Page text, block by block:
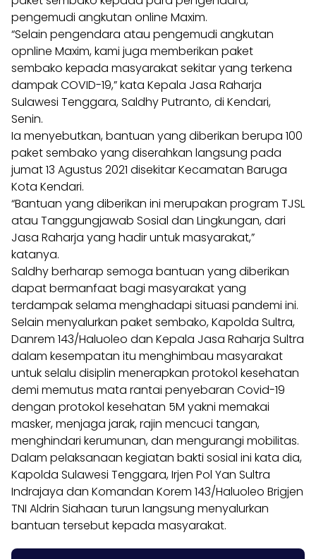
pengemudi angkutan online Maxim.
“Selain pengendara atau pengemudi angkutan
opnline Maxim, kami juga memberikan paket
sembako kepada masyarakat sekitar yang terkena
dampak COVID-19,” kata Kepala Jasa Raharja
Sulawesi Tenggara, Saldhy Putranto, di Kendari,
Senin.
Ia menyebutkan, bantuan yang diberikan berupa 100
paket sembako yang diserahkan langsung pada
jumat 13 Agustus 2021 disekitar Kecamatan Baruga
Kota Kendari.
“Bantuan yang diberikan ini merupakan program TJSL
atau Tanggungjawab Sosial dan Lingkungan, dari
Jasa Raharja yang hadir untuk masyarakat,”
katanya.
Saldhy berharap semoga bantuan yang diberikan
dapat bermanfaat bagi masyarakat yang
terdampak selama menghadapi situasi pandemi ini.
Selain menyalurkan paket sembako, Kapolda Sultra,
Danrem 143/Haluoleo dan Kepala Jasa Raharja Sultra
dalam kesempatan itu menghimbau masyarakat
untuk selalu disiplin menerapkan protokol kesehatan
demi memutus mata rantai penyebaran Covid-19
dengan protokol kesehatan 5M yakni memakai
masker, menjaga jarak, rajin mencuci tangan,
menghindari kerumunan, dan mengurangi mobilitas.
Dalam pelaksanaan kegiatan bakti sosial ini kata dia,
Kapolda Sulawesi Tenggara, Irjen Pol Yan Sultra
Indrajaya dan Komandan Korem 143/Haluoleo Brigjen
TNI Aldrin Siahaan turun langsung menyalurkan
bantuan tersebut kepada masyarakat.